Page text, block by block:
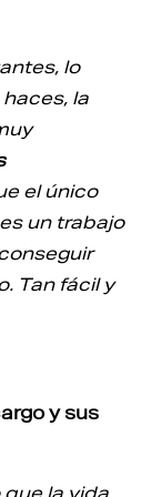
lo
la
el único
un trabajo
Tan fácil y
y sus
la vida